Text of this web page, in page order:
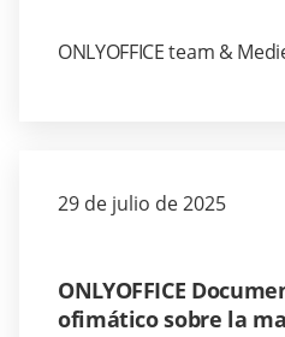
ONLYOFFICE team &
29 de julio de 2025
ONLYOFFICE
ofimático sobre la